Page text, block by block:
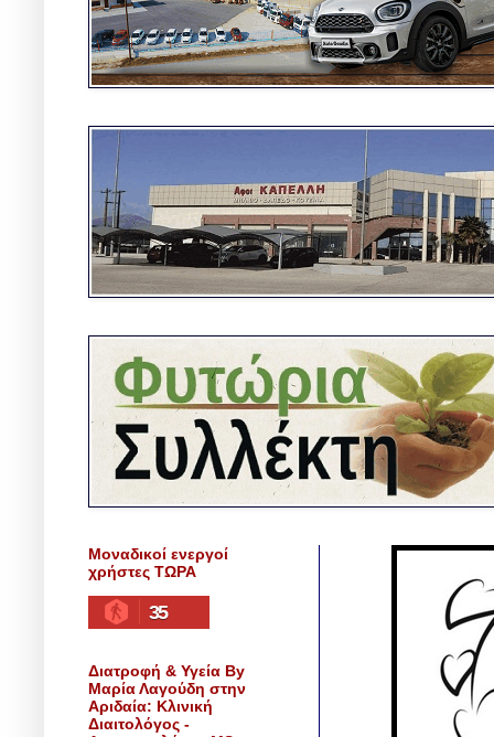
Μοναδικοί ενεργοί
χρήστες ΤΩΡΑ
35
Διατροφή & Υγεία By
Μαρία Λαγούδη στην
Αριδαία: Κλινική
Διαιτολόγος -